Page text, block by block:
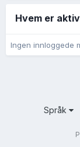
Hvem er
Ingen innloggede
Språk